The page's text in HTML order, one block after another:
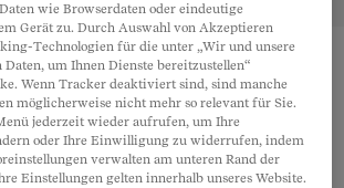
für Psychiatrie und
mit Schwerpunkt Paar- und
Er verfügt über langjährige
wie Browserdaten oder eindeutige
Gerät zu. Durch Auswahl von Akzeptieren
Technologien für die unter „Wir und unsere
um Ihnen Dienste bereitzustellen“
Wenn Tracker deaktiviert sind, sind manche
möglicherweise nicht mehr so relevant für Sie.
jederzeit wieder aufrufen, um Ihre
oder Ihre Einwilligung zu widerrufen, indem
verwalten am unteren Rand der
Einstellungen gelten innerhalb unseres Website.